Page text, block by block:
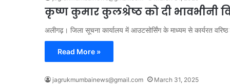
कृष्ण कुमार कुलश्रेष्ठ को दी भावभीनी
अलीगढ़। जिला सूचना कार्यालय में आउटसोर्सिंग के माध्यम से कार्यरत
Read More »
jagrukmumbainews@gmail.com March 31, 2025